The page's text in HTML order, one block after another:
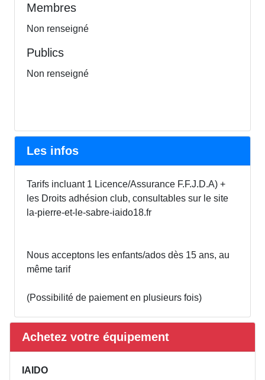
Membres
Non renseigné
Publics
Non renseigné
Les infos
Tarifs incluant 1 Licence/Assurance F.F.J.D.A) +
les Droits adhésion club, consultables sur le site
la-pierre-et-le-sabre-iaido18.fr
Nous acceptons les enfants/ados dès 15 ans, au
même tarif
(Possibilité de paiement en plusieurs fois)
Achetez votre équipement
IAIDO